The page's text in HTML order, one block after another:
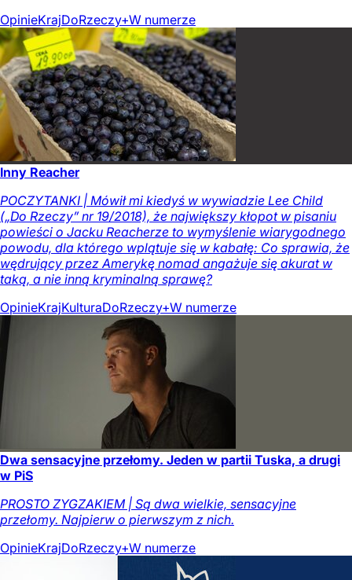
OpinieKrajDoRzeczy+W numerze
Inny Reacher
POCZYTANKI | Mówił mi kiedyś w wywiadzie Lee Child
(„Do Rzeczy” nr 19/2018), że największy kłopot w pisaniu
powieści o Jacku Reacherze to wymyślenie wiarygodnego
powodu, dla którego wplątuje się w kabałę: Co sprawia, że
wędrujący przez Amerykę nomad angażuje się akurat w
taką, a nie inną kryminalną sprawę?
OpinieKrajKulturaDoRzeczy+W numerze
Dwa sensacyjne przełomy. Jeden w partii Tuska, a drugi
w PiS
PROSTO ZYGZAKIEM | Są dwa wielkie, sensacyjne
przełomy. Najpierw o pierwszym z nich.
OpinieKrajDoRzeczy+W numerze